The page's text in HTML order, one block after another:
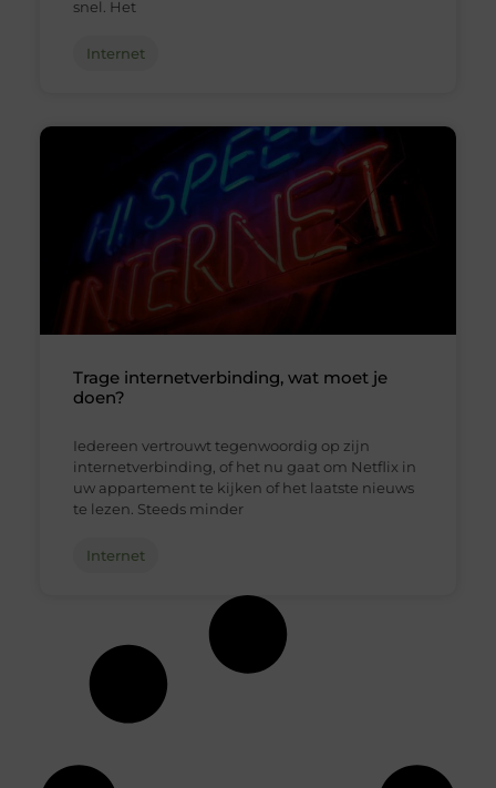
snel. Het
Internet
Trage internetverbinding, wat moet je
doen?
Iedereen vertrouwt tegenwoordig op zijn
internetverbinding, of het nu gaat om Netflix in
uw appartement te kijken of het laatste nieuws
te lezen. Steeds minder
Internet